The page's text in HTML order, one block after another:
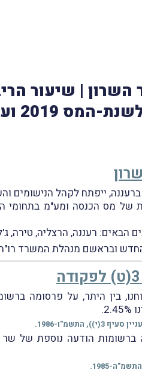
2019 ועוד
לקהל הנישומים והעוסקים
מס הכנסה ומע"מ בתחומי
רעננה, הרצליה, טירה,
ובראשם מנהלת המשרד
הודעה נוספת של שר